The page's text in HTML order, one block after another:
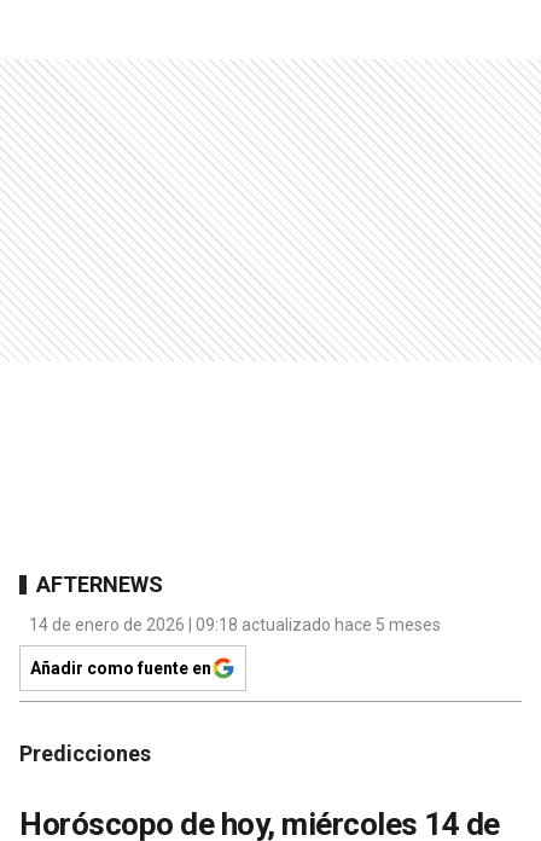
AFTERNEWS
14 de enero de 2026 | 09:18 actualizado hace 5 meses
Añadir como fuente en
Predicciones
Horóscopo de hoy, miércoles 14 de